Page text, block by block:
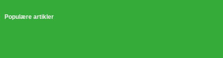
Populære artikler